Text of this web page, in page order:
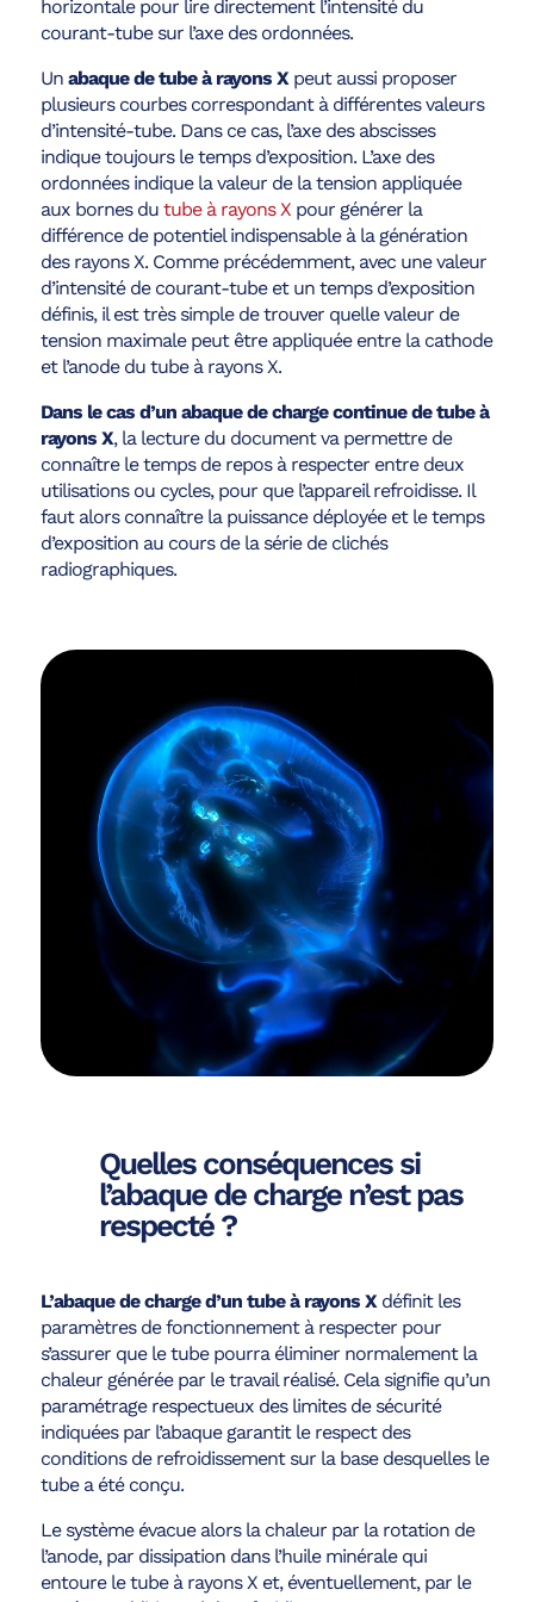
horizontale pour lire directement l’intensité du
courant-tube sur l’axe des ordonnées.
Un abaque de tube à rayons Xpeut aussi proposer
plusieurs courbes correspondant à différentes valeurs
d’intensité-tube. Dans ce cas, l’axe des abscisses
indique toujours le temps d’exposition. L’axe des
ordonnées indique la valeur de la tension appliquée
aux bornes du tube à rayons Xpour générer la
différence de potentiel indispensable à la génération
des rayons X. Comme précédemment, avec une valeur
d’intensité de courant-tube et un temps d’exposition
définis, il est très simple de trouver quelle valeur de
tension maximale peut être appliquée entre la cathode
et l’anode du tube à rayons X.
Dans le cas d’un abaque de charge continue de tube à
rayons X, la lecture du document va permettre de
connaître le temps de repos à respecter entre deux
utilisations ou cycles, pour que l’appareil refroidisse. Il
faut alors connaître la puissance déployée et le temps
d’exposition au cours de la série de clichés
radiographiques.
Quelles conséquences si
l’abaque de charge n’est pas
respecté ?
L’abaque de charge d’un tube à rayons Xdéfinit les
paramètres de fonctionnement à respecter pour
s’assurer que le tube pourra éliminer normalement la
chaleur générée par le travail réalisé. Cela signifie qu’un
paramétrage respectueux des limites de sécurité
indiquées par l’abaque garantit le respect des
conditions de refroidissement sur la base desquelles le
tube a été conçu.
Le système évacue alors la chaleur par la rotation de
l’anode, par dissipation dans l’huile minérale qui
entoure le tube à rayons X et, éventuellement, par le